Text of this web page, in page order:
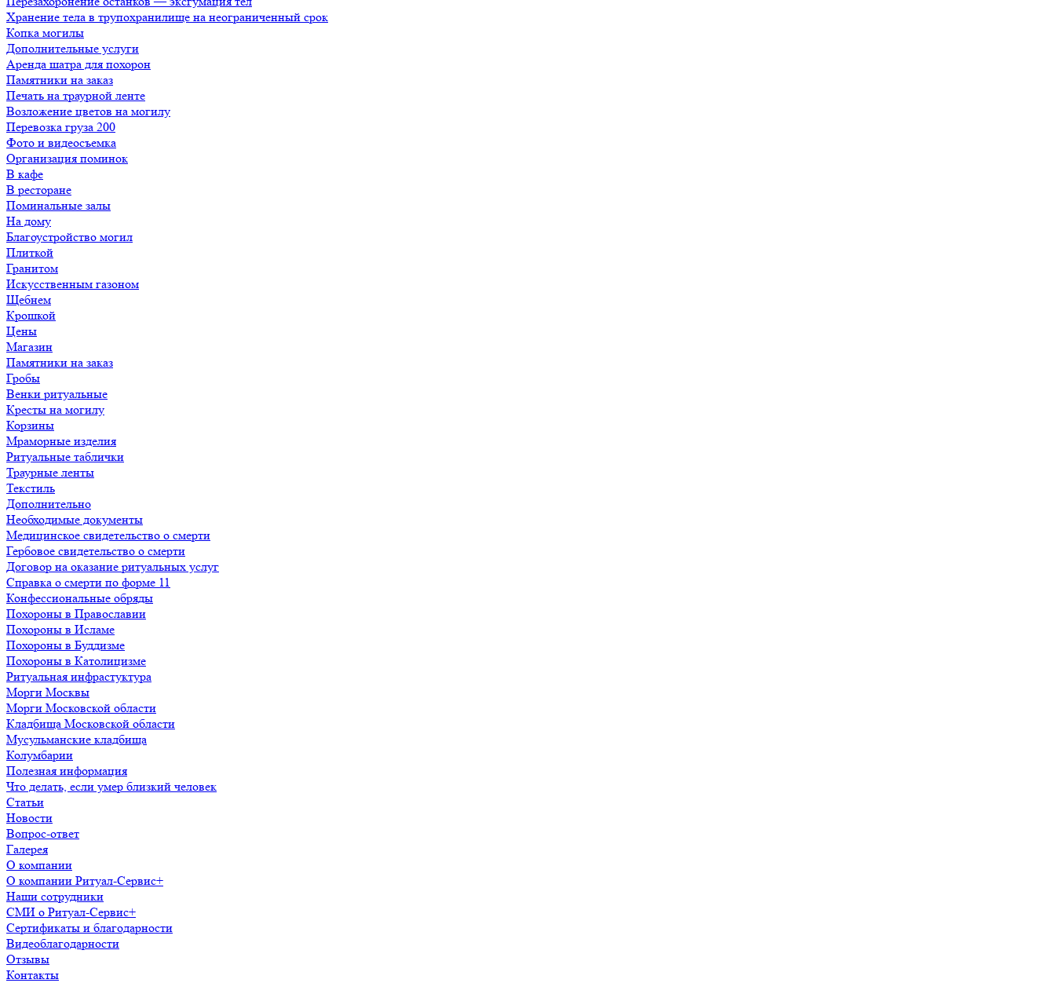
Хранение тела в трупохранилище на неограниченный срок
Копка могилы
Дополнительные услуги
Аренда шатра для похорон
Памятники на заказ
Печать на траурной ленте
Возложение цветов на могилу
Перевозка груза 200
Фото и видеосъемка
Организация поминок
В кафе
В ресторане
Поминальные залы
На дому
Благоустройство могил
Плиткой
Гранитом
Искусственным газоном
Щебнем
Крошкой
Цены
Магазин
Памятники на заказ
Гробы
Венки ритуальные
Кресты на могилу
Корзины
Мраморные изделия
Ритуальные таблички
Траурные ленты
Текстиль
Дополнительно
Необходимые документы
Медицинское свидетельство о смерти
Гербовое свидетельство о смерти
Договор на оказание ритуальных услуг
Справка о смерти по форме 11
Конфессиональные обряды
Похороны в Православии
Похороны в Исламе
Похороны в Буддизме
Похороны в Католицизме
Ритуальная инфрастуктура
Морги Москвы
Морги Московской области
Кладбища Московской области
Мусульманские кладбища
Колумбарии
Полезная информация
Что делать, если умер близкий человек
Статьи
Новости
Вопрос-ответ
Галерея
О компании
О компании Ритуал-Сервис+
Наши сотрудники
СМИ о Ритуал-Сервис+
Сертификаты и благодарности
Видеоблагодарности
Отзывы
Контакты